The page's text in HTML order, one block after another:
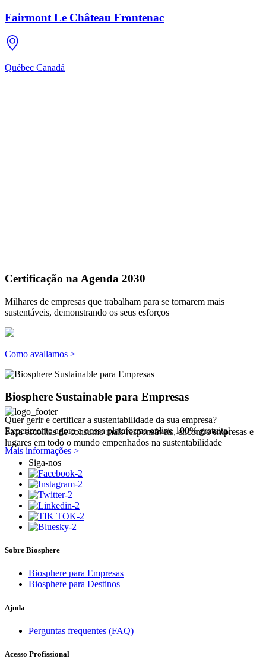
Fairmont Le Château Frontenac
Québec Canadá
Certificação na Agenda 2030
Milhares de empresas que trabalham para se tornarem mais
sustentáveis, demonstrando os seus esforços
Como avallamos >
Biosphere Sustainable para Empresas
Quer gerir e certificar a sustentabilidade da sua empresa?
Experimente agora a nossa plataforma online 100% gratuita!
Mais informações >
Faça escolhas de consumo mais responsáveis, encontre empresas e
lugares em todo o mundo empenhados na sustentabilidade
Siga-nos
Sobre Biosphere
Biosphere para Empresas
Biosphere para Destinos
Ajuda
Perguntas frequentes (FAQ)
Acesso Profissional